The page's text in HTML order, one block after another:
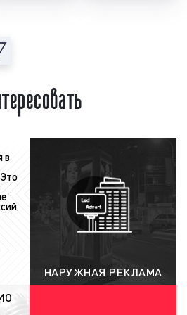
как рекламодателем, так
звукозаписывающей студии.
рекламодатель должен
следующую информацию:
контакты и адреса. Также
может предоставить иную
с его точки зрения.
рекламный ролик
соответствие требованиям
». Ролик проверяется как
компании, так и юристами
При необходимости в
материал вносятся
корректировки и
в
НАРУЖНАЯ РЕКЛАМА